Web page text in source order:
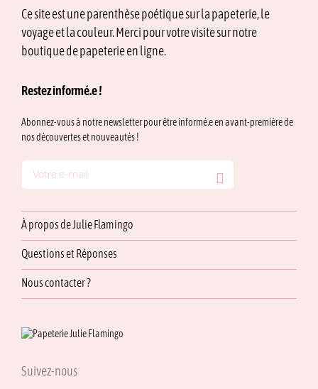
choisies
sur
la
Ce site est une parenthèse poétique sur la papeterie, le
voyage et la couleur. Merci pour votre visite sur notre
boutique de papeterie en ligne.
Restez informé.e !
Abonnez-vous à notre newsletter pour être informé.e en avant-première de
nos découvertes et nouveautés !
À propos de Julie Flamingo
Questions et Réponses
Nous contacter ?
Suivez-nous